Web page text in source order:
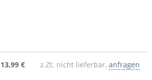
13,99 € z.Zt. nicht lieferbar, anfragen